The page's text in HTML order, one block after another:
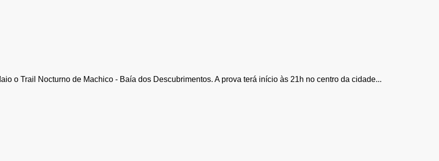
o Trail Nocturno de Machico - Baía dos Descubrimentos. A prova terá início às 21h no centro da cidade...